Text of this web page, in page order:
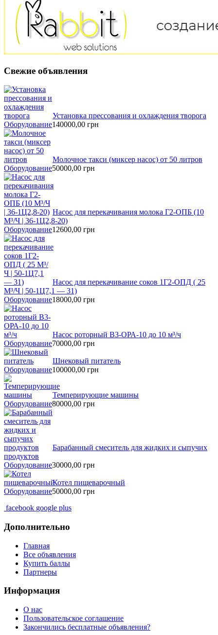
Свежие объявления
Установка прессования и охлаждения творога
Оборудование140000,00 грн
Молочное такси (миксер насос) от 50 литров
Оборудование50000,00 грн
Насос для перекачивания молока Г2-ОПБ (10
М³/Ч | 36-1Ц2,8-20)
Оборудование12600,00 грн
Насос для перекачивание соков 1Г2-ОПД ( 25
М³/Ч | 50-1Ц7,1 — 31)
Оборудование18000,00 грн
Насос роторный В3-ОРА-10 до 10 м³/ч
Оборудование70000,00 грн
Шнековый питатель
Оборудование100000,00 грн
Темперирующие машины
Оборудование80000,00 грн
Барабанный смеситель для жидких и сыпучих
продуктов
Оборудование30000,00 грн
Котел пищеварочный
Оборудование50000,00 грн
facebook google plus
Дополнительно
Главная
Все объявления
Купить баллы
Партнеры
Информация
О нас
Пользовательское соглашение
Закончились бесплатные объявления?